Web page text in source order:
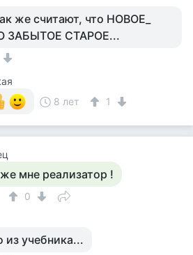
же считают, что НОВОЕ_
ЗАБЫТОЕ СТАРОЕ...
8 лет 1
мне реализатор !
0
из учебника...